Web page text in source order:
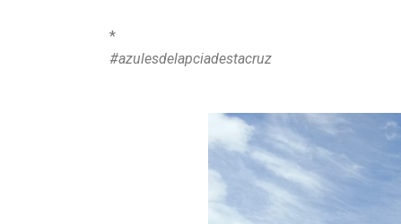
*
#azulesdelapciadestacruz